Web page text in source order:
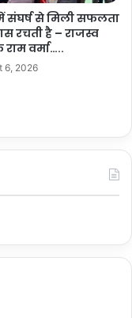
संघर्ष से मिली सफलता
रचती है – राजस्व
राम वर्मा…..
6, 2026